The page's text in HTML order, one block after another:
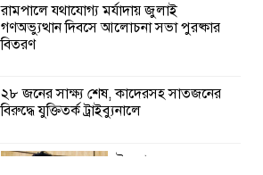
রামপালে যথাযোগ্য মর্যাদায় জুলাই
গণঅভ্যুত্থান দিবসে আলোচনা সভা পুরষ্কার
বিতরণ
২৮ জনের সাক্ষ্য শেষ, কাদেরসহ সাতজনের
বিরুদ্ধে যুক্তিতর্ক ট্রাইব্যুনালে
ইসলামের সবচেয়ে